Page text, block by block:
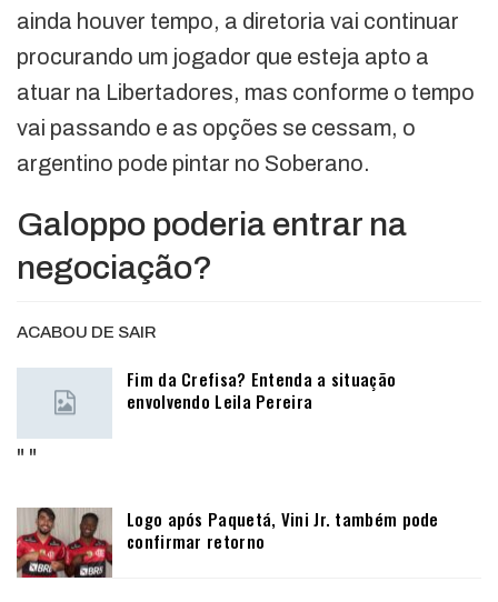
ainda houver tempo, a diretoria vai continuar
procurando um jogador que esteja apto a
atuar na Libertadores, mas conforme o tempo
vai passando e as opções se cessam, o
argentino pode pintar no Soberano.
Galoppo poderia entrar na
negociação?
ACABOU DE SAIR
Fim da Crefisa? Entenda a situação
envolvendo Leila Pereira
" "
Logo após Paquetá, Vini Jr. também pode
confirmar retorno